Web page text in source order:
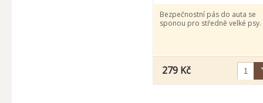
Bezpečnostní pás do auta se
sponou pro středně velké psy.
279 Kč